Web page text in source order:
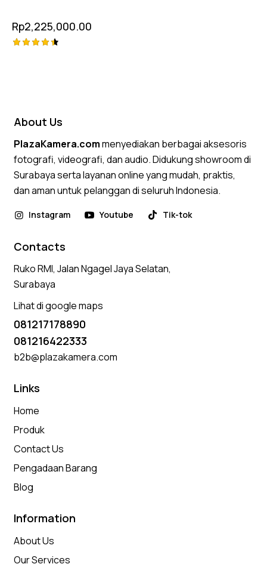
Rp2,225,000.00
About Us
PlazaKamera.commenyediakan berbagai aksesoris
fotografi, videografi, dan audio. Didukung showroom di
Surabaya serta layanan online yang mudah, praktis,
dan aman untuk pelanggan di seluruh Indonesia.
Instagram Youtube Tik-tok
Contacts
Ruko RMI, Jalan Ngagel Jaya Selatan,
Surabaya
Lihat di google maps
081217178890
081216422333
b2b@plazakamera.com
Links
Home
Produk
Contact Us
Pengadaan Barang
Blog
Information
About Us
Our Services